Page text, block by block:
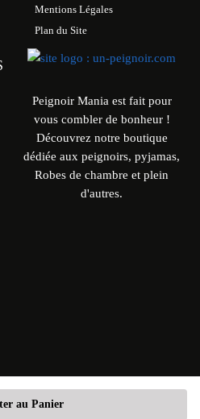
au Panier
Mentions Légales
Plan du Site
Peignoir Mania est fait pour
vous combler de bonheur !
Découvrez notre boutique
dédiée aux peignoirs, pyjamas,
Robes de chambre et plein
d'autres.